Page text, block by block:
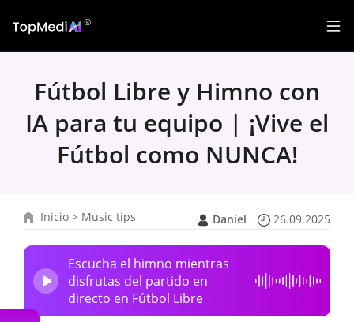
Fútbol Libre y Himno con
IA para tu equipo | ¡Vive el
Fútbol como NUNCA!
Inicio > Music tips Daniel 26.09.2025
Escucha el himno mientras
disfrutas del partido en
directo en Fútbol Libre